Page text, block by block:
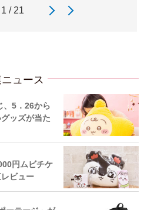
1 / 21
ュース
、5．26から
ッズが当た
円ムビチケ
ビュー